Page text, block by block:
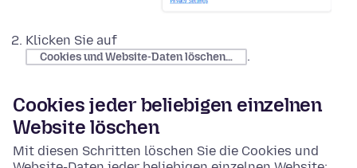
Klicken Sie auf
Cookies und Website-Daten löschen… .
Cookies jeder beliebigen einzelnen
Website löschen
Mit diesen Schritten löschen Sie die Cookies und